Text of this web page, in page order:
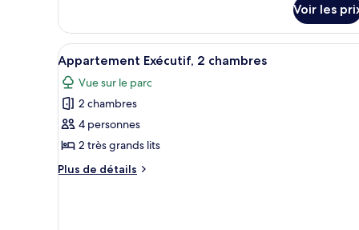
Appartement
Standard,
1
chambre
type
de
chambre
Appartement
Standard,
chambre
Voir les
Afficher
toutes
les
photos
pour
ce
type
de
Une chambre moderne avec
14
Appartement Exécutif, 2 chambres
Vue sur le parc
2 chambres
4 personnes
2 très grands lits
Plus de détails
Plus